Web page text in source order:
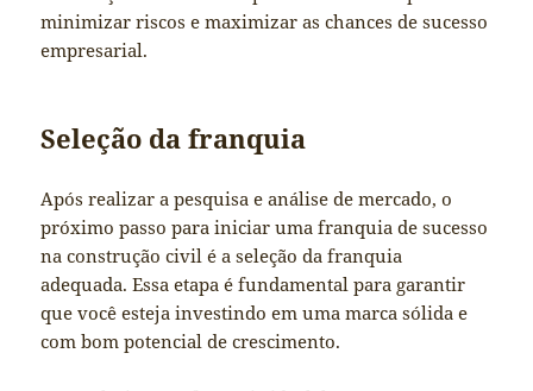
minimizar riscos e maximizar as chances de sucesso
empresarial.
Seleção da franquia
Após realizar a pesquisa e análise de mercado, o
próximo passo para iniciar uma franquia de sucesso
na construção civil é a seleção da franquia
adequada. Essa etapa é fundamental para garantir
que você esteja investindo em uma marca sólida e
com bom potencial de crescimento.